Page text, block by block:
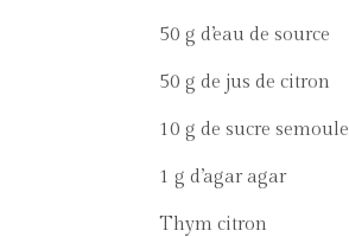
50 g d’eau de source
50 g de jus de citron
10 g de sucre semoule
1 g d’agar agar
Thym citron